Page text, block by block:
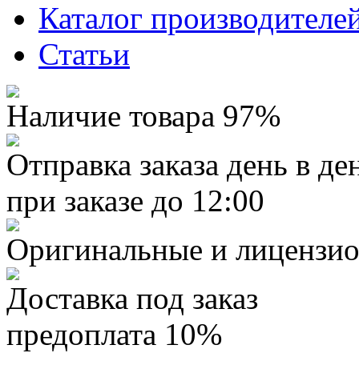
Каталог
Статьи
Наличие товара 97%
Отправка заказа день в
при заказе до 12:00
Оригинальные и
Доставка под заказ
предоплата 10%